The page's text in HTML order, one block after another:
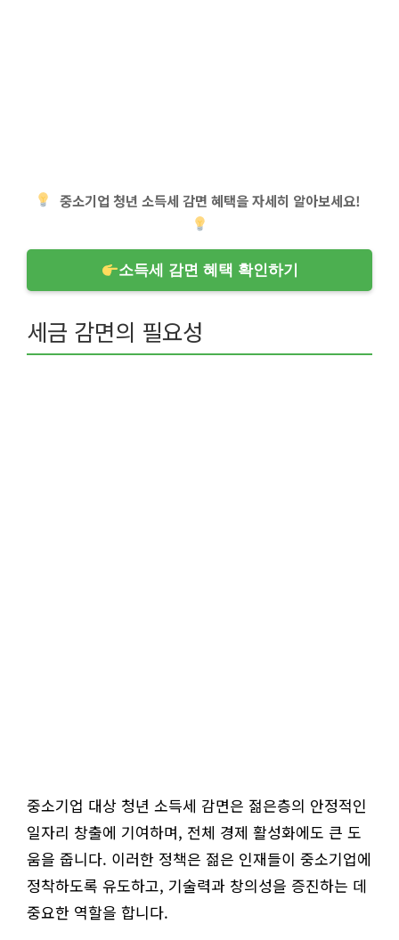
중소기업 청년 소득세 감면 혜택을 자세히 알아보세요!
소득세 감면 혜택 확인하기
세금 감면의 필요성
중소기업 대상 청년 소득세 감면은 젊은층의 안정적인
일자리 창출에 기여하며, 전체 경제 활성화에도 큰 도
움을 줍니다. 이러한 정책은 젊은 인재들이 중소기업에
정착하도록 유도하고, 기술력과 창의성을 증진하는 데
중요한 역할을 합니다.